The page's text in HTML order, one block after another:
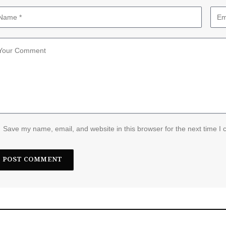
Save my name, email, and website in this browser for the next time I